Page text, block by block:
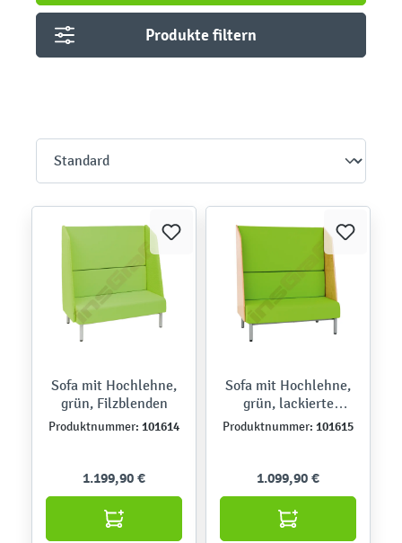
Produkte filtern
Sofa mit Hochlehne,
grün, Filzblenden
Produktnummer: 101614
1.199,90 €
Sofa mit Hochlehne,
grün, lackierte
Blenden
Produktnummer: 101615
1.099,90 €